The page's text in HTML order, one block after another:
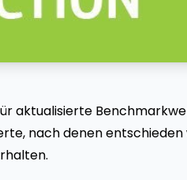
aktualisierte
nach denen